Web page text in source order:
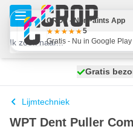
Ga naar de inhoud
Gratis
100 dagen
Lijmtechniek
WPT Dent Puller
CROP - NonPaints App
5
Gratis - Nu in Google Play